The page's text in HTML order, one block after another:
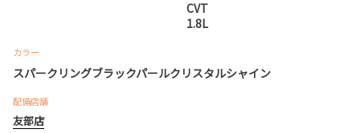
CVT
1.8L
カラー
スパークリングブラックパールクリスタルシャイン
配備店舗
友部店